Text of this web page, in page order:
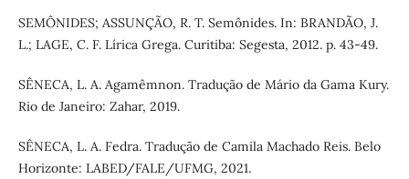
SEMÔNIDES; ASSUNÇÃO, R. T. Semônides. In: BRANDÃO, J.
L.; LAGE, C. F. Lírica Grega. Curitiba: Segesta, 2012. p. 43-49.
SÊNECA, L. A. Agamêmnon. Tradução de Mário da Gama Kury.
Rio de Janeiro: Zahar, 2019.
SÊNECA, L. A. Fedra. Tradução de Camila Machado Reis. Belo
Horizonte: LABED/FALE/UFMG, 2021.